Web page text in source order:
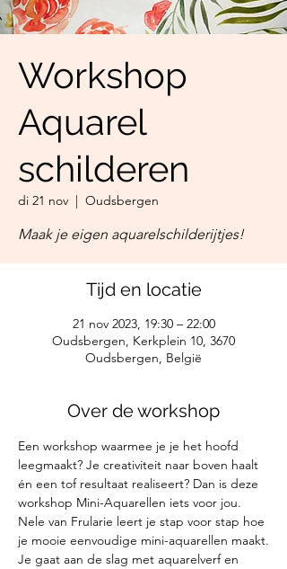
Workshop
Aquarel
schilderen
di 21 nov
  |
Oudsbergen
Maak je eigen aquarelschilderijtjes!
Tijd en locatie
21 nov 2023, 19:30 – 22:00
Oudsbergen, Kerkplein 10, 3670
Oudsbergen, België
Over de workshop
Een workshop waarmee je je het hoofd
leegmaakt? Je creativiteit naar boven haalt
én een tof resultaat realiseert? Dan is deze
workshop Mini-Aquarellen iets voor jou.
Nele van Frularie leert je stap voor stap hoe
je mooie eenvoudige mini-aquarellen maakt.
Je gaat aan de slag met aquarelverf en